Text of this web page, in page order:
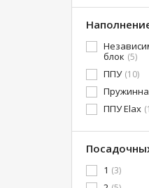
блок (5)
ППУ (10)
ППУ Elax
1 (3)